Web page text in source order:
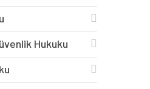
Hukuku